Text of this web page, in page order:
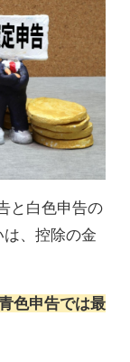
と白色申告の
、控除の金
色申告では最